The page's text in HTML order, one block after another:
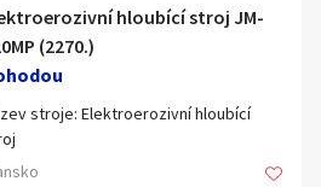
7600kghloubící stroj JM-
(2270.)
stroje: Elektroerozivní hloubící
číslo: 2270